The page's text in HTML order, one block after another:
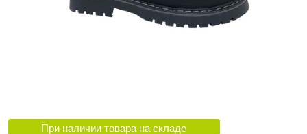
При наличии товара на складе